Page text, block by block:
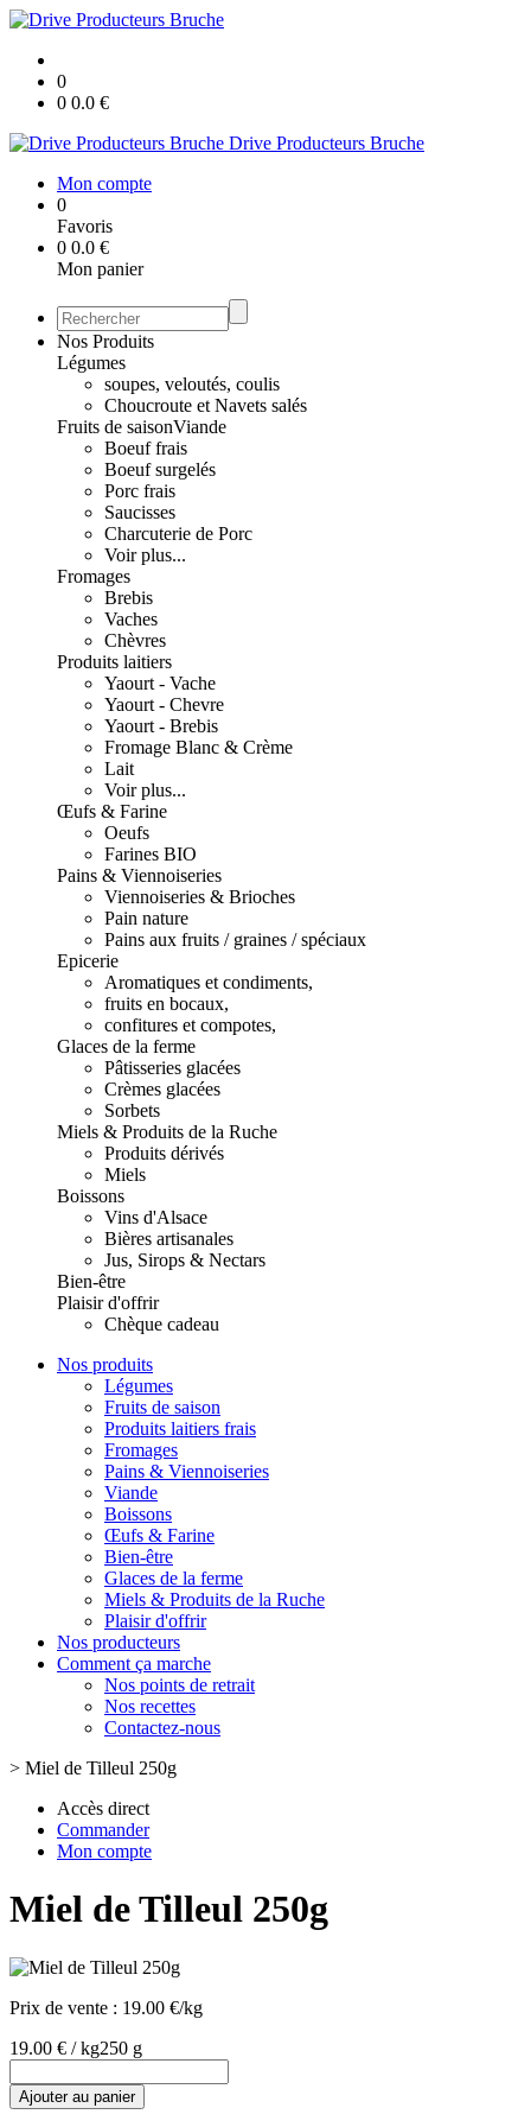
0
0 0.0 €
Drive Producteurs Bruche
Mon compte
0
Favoris
0 0.0 €
Mon panier
Nos Produits
Légumes
soupes, veloutés, coulis
Choucroute et Navets salés
Fruits de saisonViande
Boeuf frais
Boeuf surgelés
Porc frais
Saucisses
Charcuterie de Porc
Voir plus...
Fromages
Brebis
Vaches
Chèvres
Produits laitiers
Yaourt - Vache
Yaourt - Chevre
Yaourt - Brebis
Fromage Blanc & Crème
Lait
Voir plus...
Œufs & Farine
Oeufs
Farines BIO
Pains & Viennoiseries
Viennoiseries & Brioches
Pain nature
Pains aux fruits / graines / spéciaux
Epicerie
Aromatiques et condiments,
fruits en bocaux,
confitures et compotes,
Glaces de la ferme
Pâtisseries glacées
Crèmes glacées
Sorbets
Miels & Produits de la Ruche
Produits dérivés
Miels
Boissons
Vins d'Alsace
Bières artisanales
Jus, Sirops & Nectars
Bien-être
Plaisir d'offrir
Chèque cadeau
Nos produits
Légumes
Fruits de saison
Produits laitiers frais
Fromages
Pains & Viennoiseries
Viande
Boissons
Œufs & Farine
Bien-être
Glaces de la ferme
Miels & Produits de la Ruche
Plaisir d'offrir
Nos producteurs
Comment ça marche
Nos points de retrait
Nos recettes
Contactez-nous
> Miel de Tilleul 250g
Accès direct
Commander
Mon compte
Miel de Tilleul 250g
Prix de vente : 19.00 €/kg
19.00 € / kg250 g
Ajouter au panier